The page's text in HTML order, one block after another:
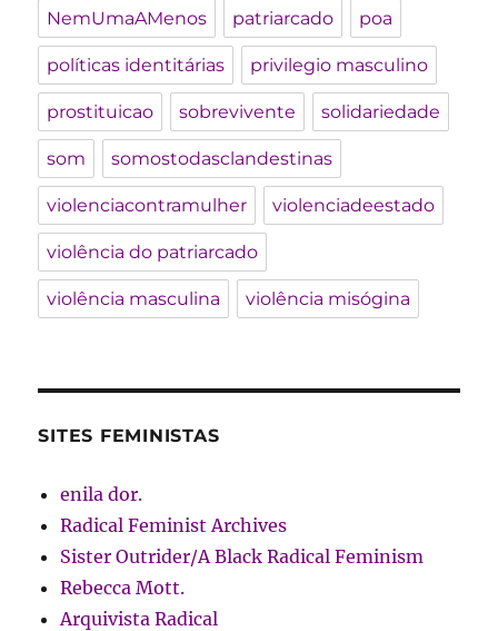
NemUmaAMenos patriarcado poa
políticas identitárias privilegio masculino
prostituicao sobrevivente solidariedade
som somostodasclandestinas
violenciacontramulher violenciadeestado
violência do patriarcado
violência masculina violência misógina
SITES FEMINISTAS
enila dor.
Radical Feminist Archives
Sister Outrider/A Black Radical Feminism
Rebecca Mott.
Arquivista Radical